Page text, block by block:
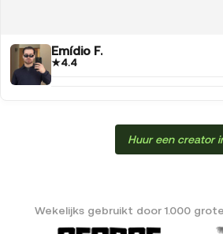
Emídio F.
★4.4
Huur een creator
Wekelijks gebruikt door 1.000